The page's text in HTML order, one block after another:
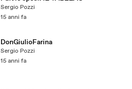
Sergio Pozzi
15 anni fa
DonGiulioFarina
Sergio Pozzi
15 anni fa